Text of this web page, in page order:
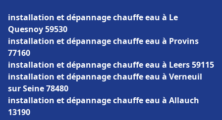
installation et dépannage chauffe eau à Le
Quesnoy 59530
installation et dépannage chauffe eau à Provins
77160
installation et dépannage chauffe eau à Leers 59115
installation et dépannage chauffe eau à Verneuil
sur Seine 78480
installation et dépannage chauffe eau à Allauch
13190